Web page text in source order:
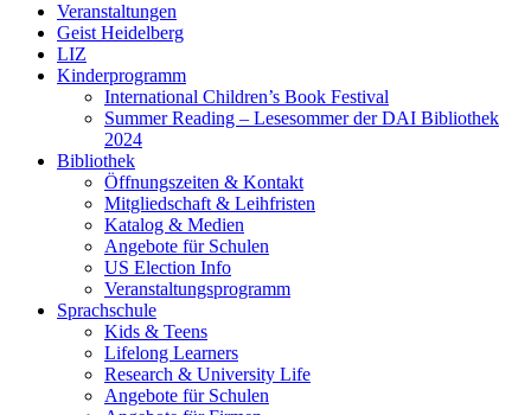
Veranstaltungen
Geist Heidelberg
LIZ
Kinderprogramm
International Children’s Book Festival
Summer Reading – Lesesommer der DAI Bibliothek
2024
Bibliothek
Öffnungszeiten & Kontakt
Mitgliedschaft & Leihfristen
Katalog & Medien
Angebote für Schulen
US Election Info
Veranstaltungsprogramm
Sprachschule
Kids & Teens
Lifelong Learners
Research & University Life
Angebote für Schulen